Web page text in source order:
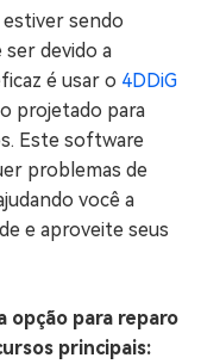
estiver sendo
devido a
é usar o 4DDiG
projetado para
Este software
problemas de
você a
e aproveite seus
opção para reparo
principais: